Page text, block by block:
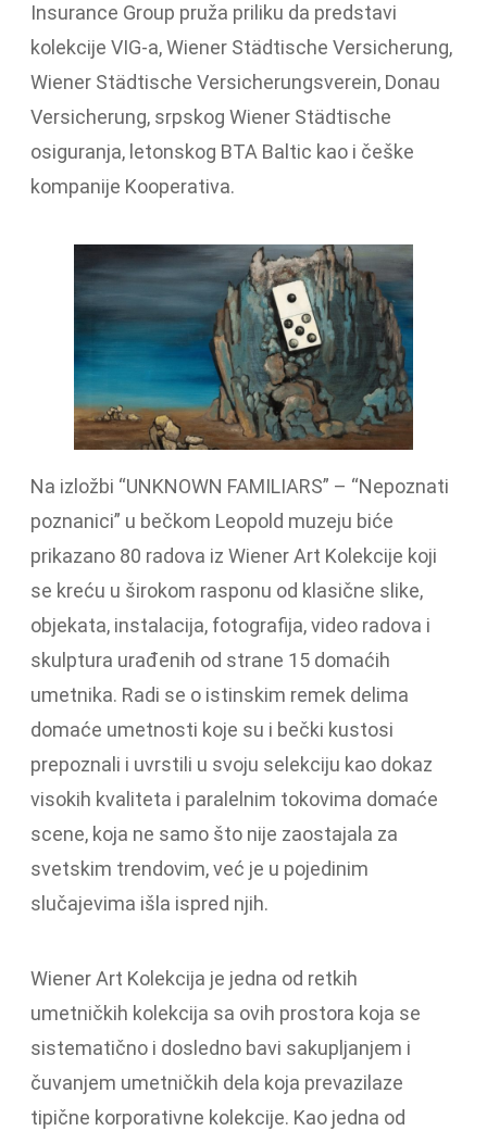
Insurance Group pruža priliku da predstavi
kolekcije VIG-a, Wiener Städtische Versicherung,
Wiener Städtische Versicherungsverein, Donau
Versicherung, srpskog Wiener Städtische
osiguranja, letonskog BTA Baltic kao i češke
kompanije Kooperativa.
Na izložbi “UNKNOWN FAMILIARS” – “Nepoznati
poznanici” u bečkom Leopold muzeju biće
prikazano 80 radova iz Wiener Art Kolekcije koji
se kreću u širokom rasponu od klasične slike,
objekata, instalacija, fotografija, video radova i
skulptura urađenih od strane 15 domaćih
umetnika. Radi se o istinskim remek delima
domaće umetnosti koje su i bečki kustosi
prepoznali i uvrstili u svoju selekciju kao dokaz
visokih kvaliteta i paralelnim tokovima domaće
scene, koja ne samo što nije zaostajala za
svetskim trendovim, već je u pojedinim
slučajevima išla ispred njih.
Wiener Art Kolekcija je jedna od retkih
umetničkih kolekcija sa ovih prostora koja se
sistematično i dosledno bavi sakupljanjem i
čuvanjem umetničkih dela koja prevazilaze
tipične korporativne kolekcije. Kao jedna od